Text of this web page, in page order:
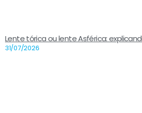
Lente tórica ou lente Asférica:
31/07/2026